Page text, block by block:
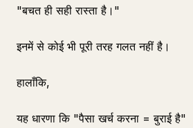
"बचत ही सही रास्ता है।"
इनमें से कोई भी पूरी तरह गलत नहीं है।
हालाँकि,
यह धारणा कि "पैसा खर्च करना = बुराई है"